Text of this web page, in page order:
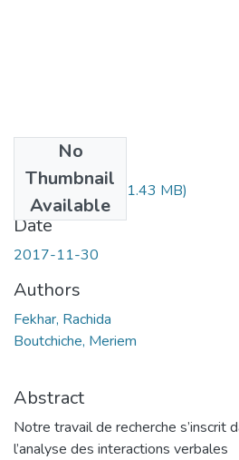
No
Thumbnail
Available
fekar-rachida.pdf (1.43 MB)
Date
2017-11-30
Authors
Fekhar, Rachida
Boutchiche, Meriem
Abstract
Notre travail de recherche s’inscrit
l’analyse des interactions verbales